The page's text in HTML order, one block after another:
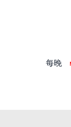
每晚